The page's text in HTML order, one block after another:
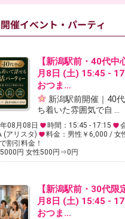
【新潟駅前・40代中
月8日 (土) 15:45 -
おつま…
新潟駅前開催｜40
ち着いた雰囲気で自 ...
08月08日 時間：15:45 - 17:15
(アリスタ)
料金：男性￥6,000 / 女
割引料金！
円 女性500円⇒0円
【新潟駅前・30代限
月8日 (土) 15:45 -
おつま…